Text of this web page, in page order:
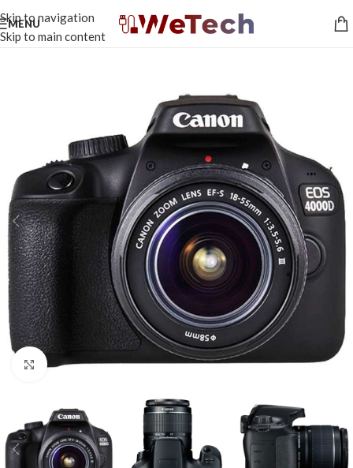
Skip to navigation
Skip to main content
MENU
Click to enlarge